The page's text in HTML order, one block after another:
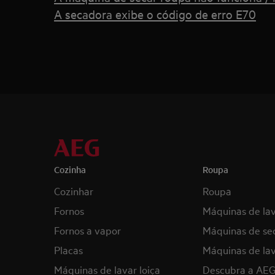
A secadora exibe o código de erro E70
Cozinha
Cozinhar
Fornos
Fornos a vapor
Placas
Máquinas de lavar loiça
Roupa
Roupa
Máquinas de
Máquinas de
Máquinas de
Descubra a AEG